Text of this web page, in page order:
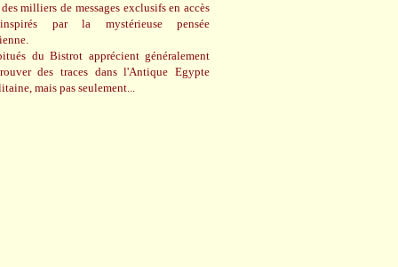
milliers de messages exclusifs en accès
par la mystérieuse pensée
du Bistrot apprécient généralement
des traces dans l'Antique Egypte
mais pas seulement...